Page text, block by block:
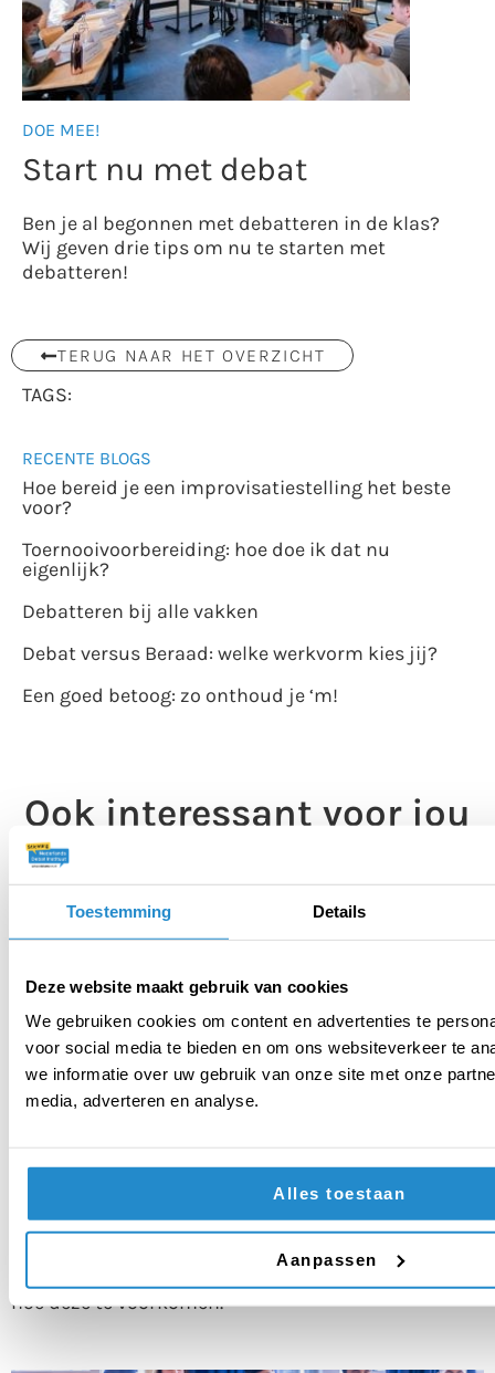
Toestemming Details
Deze website maakt gebruik van cookies
We gebruiken cookies om content en advertenties te
voor social media te bieden en om ons websiteverkeer te
we informatie over uw gebruik van onze site met onze
media, adverteren en analyse.
Alles toestaan
Aanpassen
DOE MEE!
Start nu met debat
Ben je al begonnen met debatteren in de klas?
Wij geven drie tips om nu te starten met
debatteren!
TERUG NAAR HET OVERZICHT
TAGS:
RECENTE BLOGS
Hoe bereid je een improvisatiestelling het beste
voor?
Toernooivoorbereiding: hoe doe ik dat nu
eigenlijk?
Debatteren bij alle vakken
Debat versus Beraad: welke werkvorm kies jij?
Een goed betoog: zo onthoud je ‘m!
Ook interessant voor jou
Vijf valkuilen bij het voeren
van een debat in de klas
We delen de vijf meest voorkomende valkuilen bij
het voeren van een debat, en geven ook direct tips
hoe deze te voorkomen.